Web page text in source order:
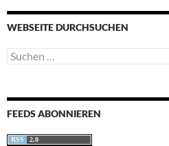
WEBSEITE DURCHSUCHEN
Suchen
nach:
FEEDS ABONNIEREN
RSS
2.0